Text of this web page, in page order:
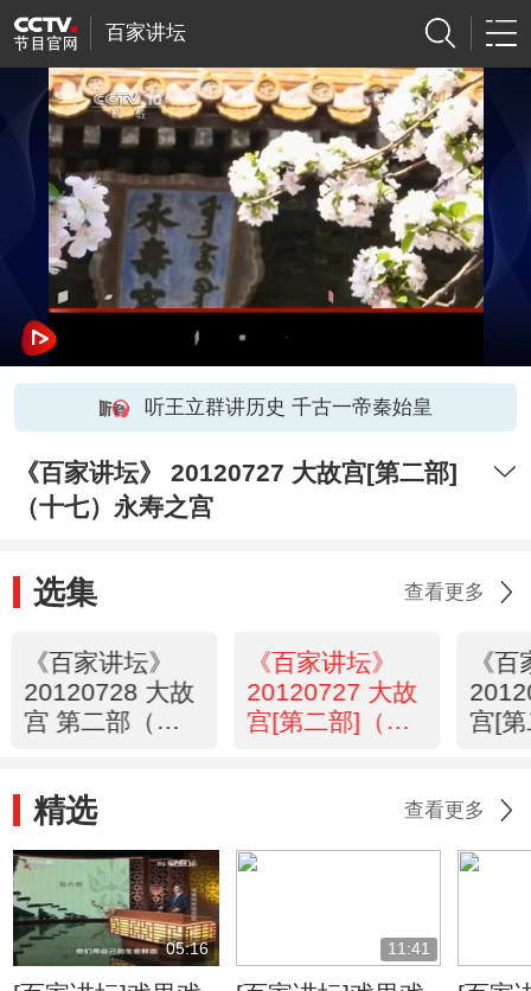
百家讲坛
听王立群讲历史 千古一帝秦始皇
《百家讲坛》 20120727 大故宫[第二部]
（十七）永寿之宫
选集 查看更多
《百家讲坛》
20120728 大故
宫 第二部（十
《百家讲坛》
20120727 大故
宫[第二部]（十
《
宫[
精选 查看更多
05:16 11:41